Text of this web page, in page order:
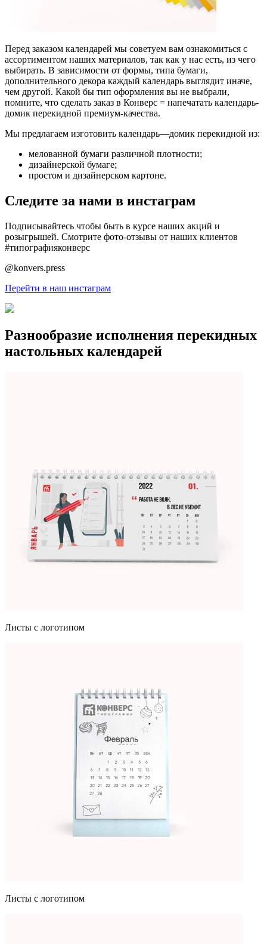
Перед заказом календарей мы советуем вам ознакомиться с
ассортиментом наших материалов, так как у нас есть, из чего
выбирать. В зависимости от формы, типа бумаги,
дополнительного декора каждый календарь выглядит иначе,
чем другой. Какой бы тип оформления вы не выбрали,
помните, что сделать заказ в Конверс = напечатать календарь-
домик перекидной премиум-качества.
Мы предлагаем изготовить календарь—домик перекидной из:
мелованной бумаги различной плотности;
дизайнерской бумаге;
простом и дизайнерском картоне.
Следите за нами в инстаграм
Подписывайтесь чтобы быть в курсе наших акций и
розыгрышей. Смотрите фото-отзывы от наших клиентов
#типографияконверс
@konvers.press
Перейти в наш инстаграм
Разнообразие исполнения перекидных
настольных календарей
Листы с логотипом
Листы с логотипом